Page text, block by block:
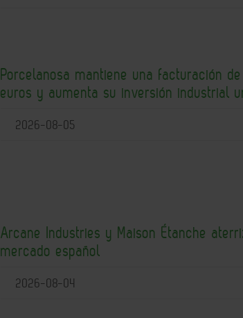
Porcelanosa mantiene una facturación
euros y aumenta su inversión industrial
2026-08-05
Arcane Industries y Maison Étanche
mercado español
2026-08-04